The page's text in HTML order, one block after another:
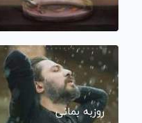
روزبه بمانی